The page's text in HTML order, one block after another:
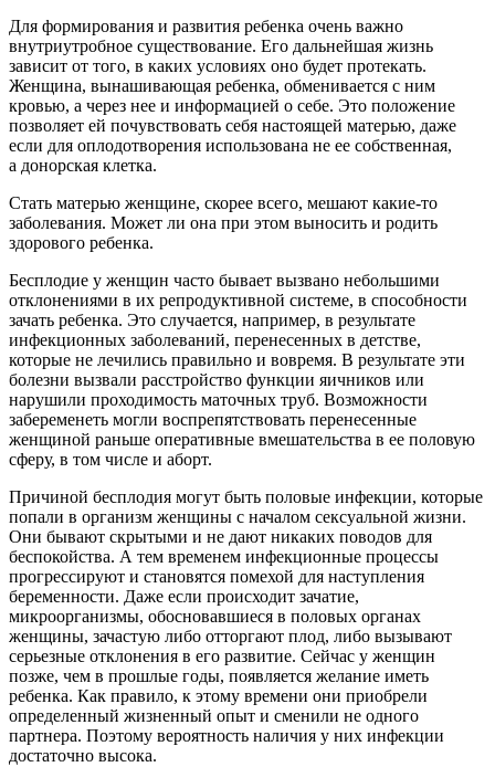
Для формирования и развития ребенка очень важно
внутриутробное существование. Его дальнейшая жизнь
зависит от того, в каких условиях оно будет протекать.
Женщина, вынашивающая ребенка, обменивается с ним
кровью, а через нее и информацией о себе. Это положение
позволяет ей почувствовать себя настоящей матерью, даже
если для оплодотворения использована не ее собственная,
а донорская клетка.
Стать матерью женщине, скорее всего, мешают какие-то
заболевания. Может ли она при этом выносить и родить
здорового ребенка.
Бесплодие у женщин часто бывает вызвано небольшими
отклонениями в их репродуктивной системе, в способности
зачать ребенка. Это случается, например, в результате
инфекционных заболеваний, перенесенных в детстве,
которые не лечились правильно и вовремя. В результате эти
болезни вызвали расстройство функции яичников или
нарушили проходимость маточных труб. Возможности
забеременеть могли воспрепятствовать перенесенные
женщиной раньше оперативные вмешательства в ее половую
сферу, в том числе и аборт.
Причиной бесплодия могут быть половые инфекции, которые
попали в организм женщины с началом сексуальной жизни.
Они бывают скрытыми и не дают никаких поводов для
беспокойства. А тем временем инфекционные процессы
прогрессируют и становятся помехой для наступления
беременности. Даже если происходит зачатие,
микроорганизмы, обосновавшиеся в половых органах
женщины, зачастую либо отторгают плод, либо вызывают
серьезные отклонения в его развитие. Сейчас у женщин
позже, чем в прошлые годы, появляется желание иметь
ребенка. Как правило, к этому времени они приобрели
определенный жизненный опыт и сменили не одного
партнера. Поэтому вероятность наличия у них инфекции
достаточно высока.